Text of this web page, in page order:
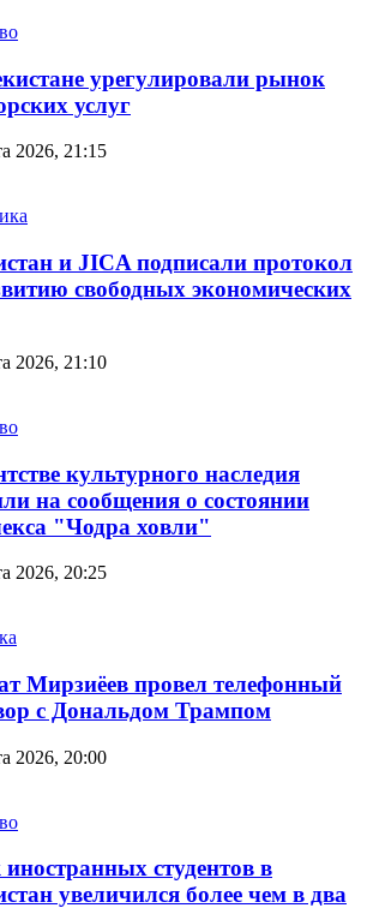
урегулировали рынок
услуг
2026, 21:15
и JICA подписали протокол
свободных экономических
2026, 21:10
культурного наследия
на сообщения о состоянии
"Чодра ховли"
2026, 20:25
Мирзиёев провел телефонный
с Дональдом Трампом
2026, 20:00
студентов в
увеличился более чем в два